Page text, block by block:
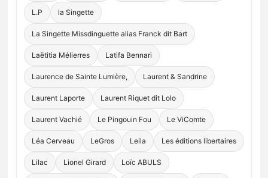
L.P la Singette
La Singette Missdinguette alias Franck dit Bart
Laëtitia Mélierres Latifa Bennari
Laurence de Sainte Lumière, Laurent & Sandrine
Laurent Laporte Laurent Riquet dit Lolo
Laurent Vachié Le Pingouin Fou Le ViComte
Léa Cerveau LeGros Leila Les éditions libertaires
Lilac Lionel Girard Loïc ABULS